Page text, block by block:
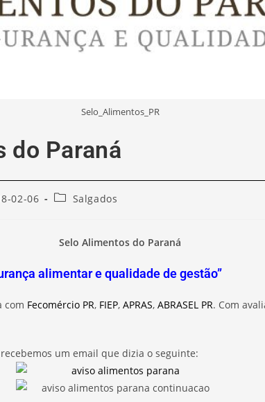
Selo_Alimentos_PR
do Paraná
02-06 Salgados
Selo Alimentos do Paraná
alimentar e qualidade de gestão”
com Fecomércio PR, FIEP, APRAS, ABRASEL PR. Com
um email que dizia o seguinte: